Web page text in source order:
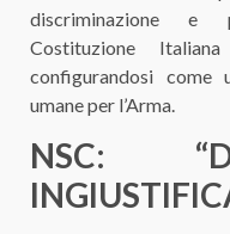
discriminazione e
Costituzione
configurandosi
umane per l’Arma.
NSC: